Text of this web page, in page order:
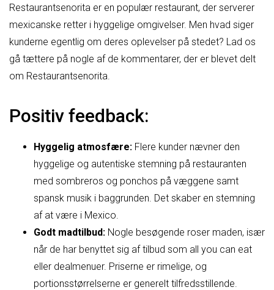
Restaurantsenorita er en populær restaurant, der serverer
mexicanske retter i hyggelige omgivelser. Men hvad siger
kunderne egentlig om deres oplevelser på stedet? Lad os
gå tættere på nogle af de kommentarer, der er blevet delt
om Restaurantsenorita.
Positiv feedback:
Hyggelig atmosfære: Flere kunder nævner den
hyggelige og autentiske stemning på restauranten
med sombreros og ponchos på væggene samt
spansk musik i baggrunden. Det skaber en stemning
af at være i Mexico.
Godt madtilbud: Nogle besøgende roser maden, især
når de har benyttet sig af tilbud som all you can eat
eller dealmenuer. Priserne er rimelige, og
portionsstørrelserne er generelt tilfredsstillende.